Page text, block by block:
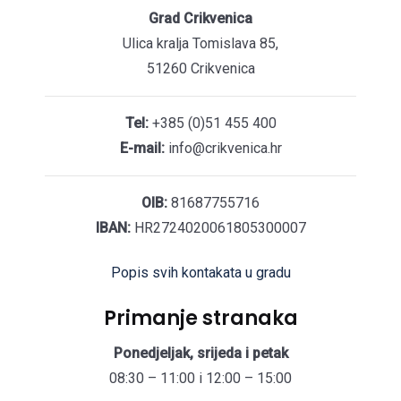
Grad Crikvenica
Ulica kralja Tomislava 85,
51260 Crikvenica
Tel:+385 (0)51 455 400
E-mail:info@crikvenica.hr
OIB: 81687755716
IBAN:HR2724020061805300007
Popis svih kontakata u gradu
Primanje stranaka
Ponedjeljak, srijeda i petak
08:30 – 11:00 i 12:00 – 15:00